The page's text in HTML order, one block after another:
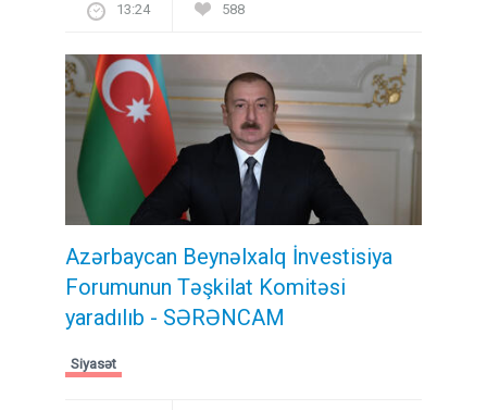
13:24 588
Azərbaycan Beynəlxalq İnvestisiya
Forumunun Təşkilat Komitəsi
yaradılıb - SƏRƏNCAM
Siyasət